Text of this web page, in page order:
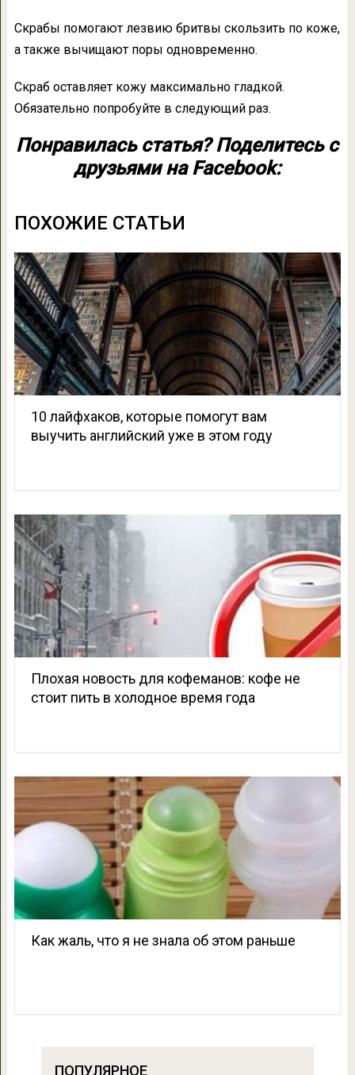
Скрабы помогают лезвию бритвы скользить по коже,
а также вычищают поры одновременно.
Скраб оставляет кожу максимально гладкой.
Обязательно попробуйте в следующий раз.
Понравилась статья? Поделитесь с
друзьями на Facebook:
ПОХОЖИЕ СТАТЬИ
10 лайфхаков, которые помогут вам
выучить английский уже в этом году
Плохая новость для кофеманов: кофе не
стоит пить в холодное время года
Как жаль, что я не знала об этом раньше
ПОПУЛЯРНОЕ